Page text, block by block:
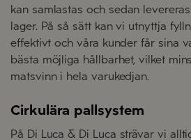
kan samlastas och sedan
lager. På så sätt kan vi utnyttja
effektivt och våra kunder får sina
bästa möjliga hållbarhet, vilket
matsvinn i hela varukedjan.
Cirkulära pallsystem
På Di Luca & Di Luca strävar vi